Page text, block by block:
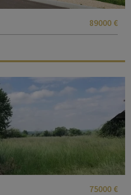
89000 €
75000 €